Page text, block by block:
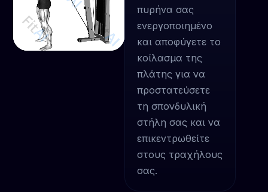
πυρήνα σας
ενεργοποιημένο
και αποφύγετε το
κοίλασμα της
πλάτης για να
προστατεύσετε
τη σπονδυλική
στήλη σας και να
επικεντρωθείτε
στους τραχήλους
σας.